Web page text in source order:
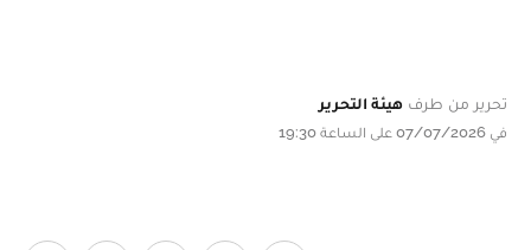
تحرير من طرف هيئة التحرير
في 07/07/2026 على الساعة 19:30